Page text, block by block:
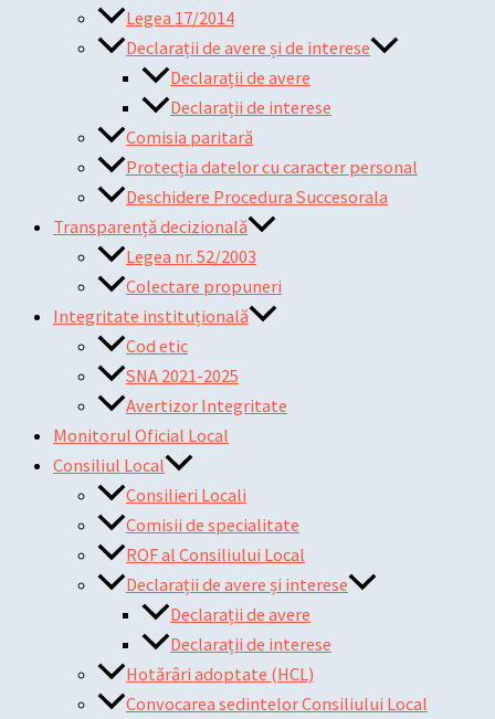
Legea 17/2014
Declarații de avere și de interese
Declarații de avere
Declarații de interese
Comisia paritară
Protecția datelor cu caracter personal
Deschidere Procedura Succesorala
Transparență decizională
Legea nr. 52/2003
Colectare propuneri
Integritate instituțională
Cod etic
SNA 2021-2025
Avertizor Integritate
Monitorul Oficial Local
Consiliul Local
Consilieri Locali
Comisii de specialitate
ROF al Consiliului Local
Declarații de avere și interese
Declarații de avere
Declarații de interese
Hotărâri adoptate (HCL)
Convocarea sedintelor Consiliului Local